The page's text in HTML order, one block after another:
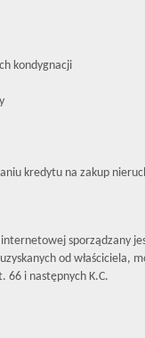
kondygnacji
kredytu na zakup
sporządzany
od właściciela,
66 i następnych K.C.